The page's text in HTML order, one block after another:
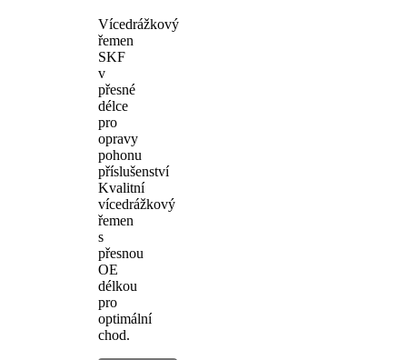
Vícedrážkový
řemen
SKF
v
přesné
délce
pro
opravy
pohonu
příslušenství
Kvalitní
vícedrážkový
řemen
s
přesnou
OE
délkou
pro
optimální
chod.